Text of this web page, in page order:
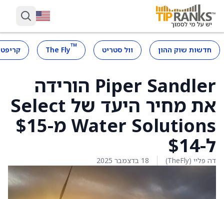
חדשות שוק ההון וול סטריט ™
The Fly
Piper Sandler הורידה
את מחיר היעד של Select
Water Solutions מ-$15
ל-$14
דה פליי (TheFly) 18 בדצמבר 2025